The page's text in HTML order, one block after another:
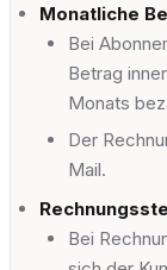
Monatliche
Bei
Betrag
Monats
Der
Mail.
Bei